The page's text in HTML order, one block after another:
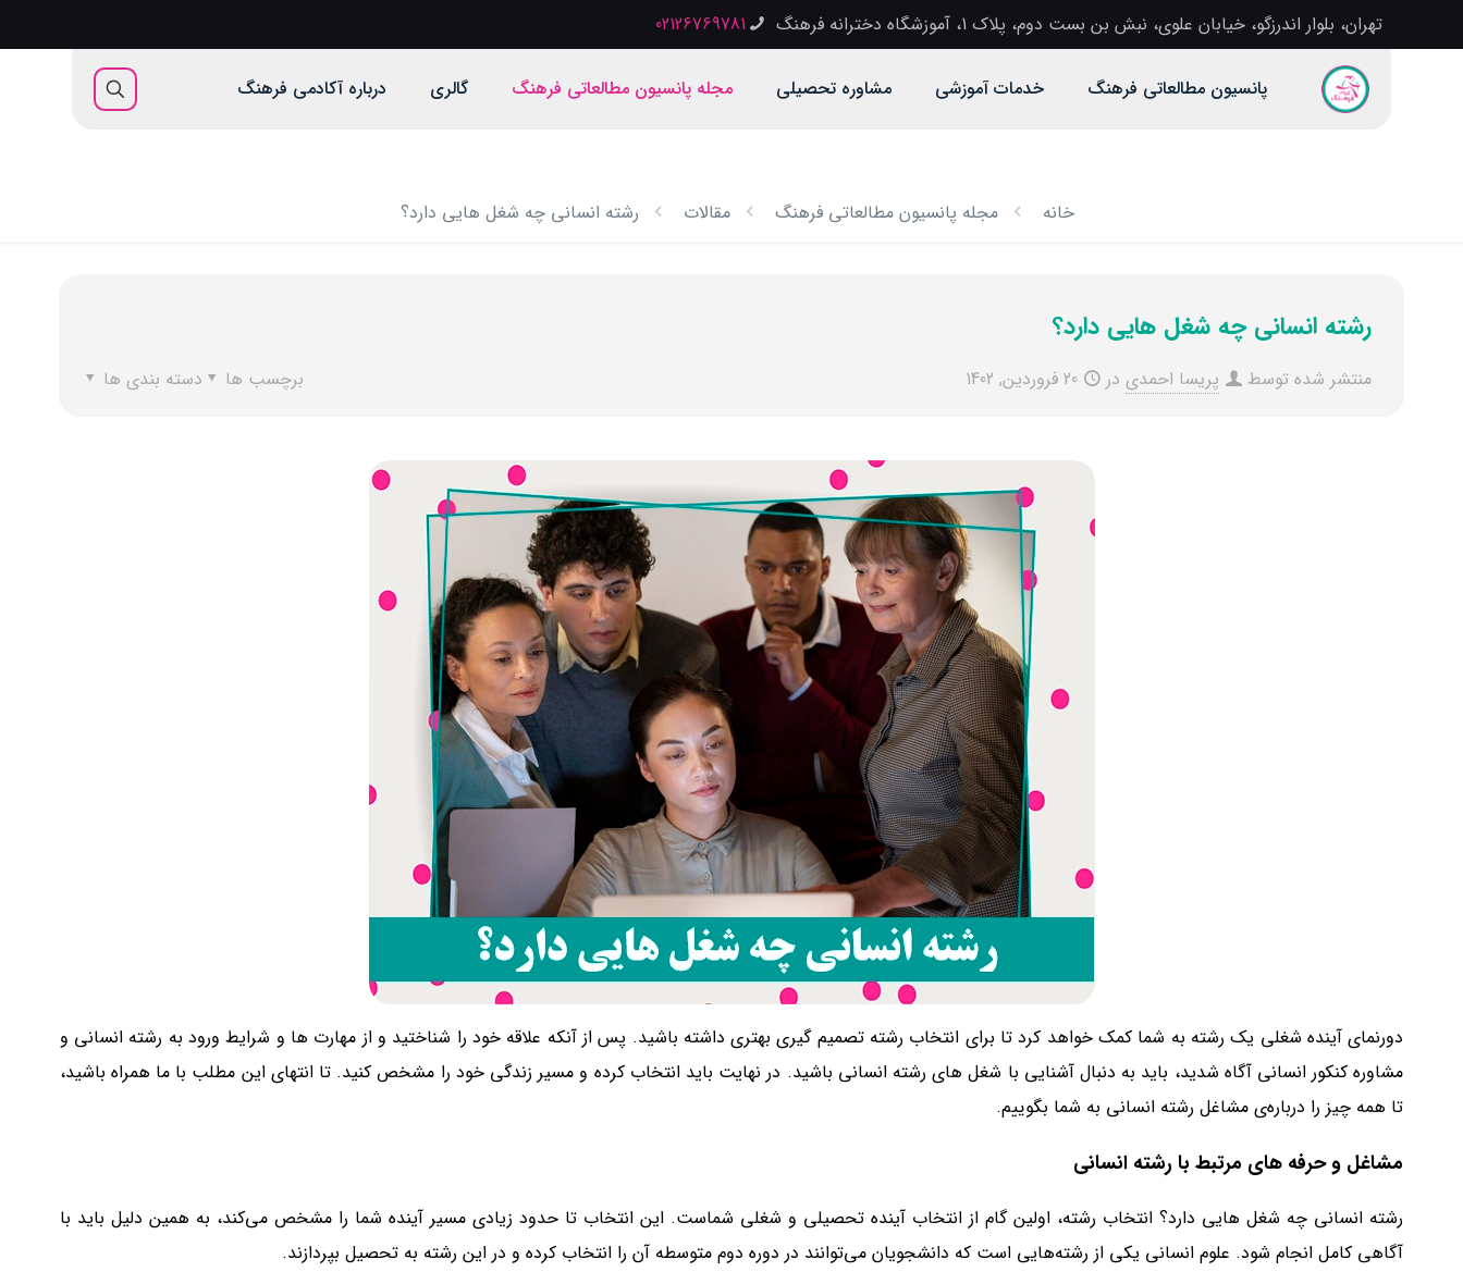
تهران، بلوار اندرزگو، خیابان علوی، نبش بن بست دوم، پلاک 1، آموزشگاه دخترانه فرهنگ 02126769781
پانسیون مطالعاتی فرهنگ خدمات آموزشی مشاوره تحصیلی مجله پانسیون مطالعاتی فرهنگ گالری درباره آکادمی فرهنگ
خانه مجله پانسیون مطالعاتی فرهنگ مقالات رشته انسانی چه شغل هایی دارد؟
رشته انسانی چه شغل هایی دارد؟
منتشر شده توسط پریسا احمدی در 20 فروردین, 1402 دسته بندی ها برچسب ها
دورنمای آینده شغلی یک رشته به شما کمک خواهد کرد تا برای انتخاب رشته تصمیم­ گیری بهتری داشته باشید. پس از آنکه علاقه خود را شناختید و از مهارت­ ها و شرایط ورود به رشته انسانی و
مشاوره کنکور انسانی آگاه شدید، باید به دنبال آشنایی با شغل ­های رشته انسانی باشید. در نهایت باید انتخاب کرده و مسیر زندگی خود را مشخص کنید. تا انتهای این مطلب با ما همراه باشید،
تا همه چیز را درباره‌­ی مشاغل رشته انسانی به شما بگوییم.
مشاغل و حرفه های مرتبط با رشته انسانی
رشته انسانی چه شغل هایی دارد؟ انتخاب رشته، اولین گام از انتخاب آینده تحصیلی و شغلی شماست. این انتخاب تا حدود زیادی مسیر آینده شما را مشخص می‌کند، به همین دلیل باید با
آگاهی کامل انجام شود. علوم انسانی یکی از رشته‌هایی است که دانشجویان می‌توانند در دوره دوم متوسطه آن را انتخاب کرده و در این رشته به تحصیل بپردازند.